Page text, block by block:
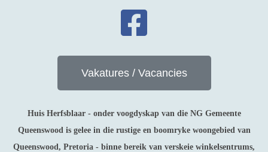
Vakatures / Vacancies
Huis Herfsblaar - onder voogdyskap van die NG Gemeente
Queenswood is gelee in die rustige en boomryke woongebied van
Queenswood, Pretoria - binne bereik van verskeie winkelsentrums,